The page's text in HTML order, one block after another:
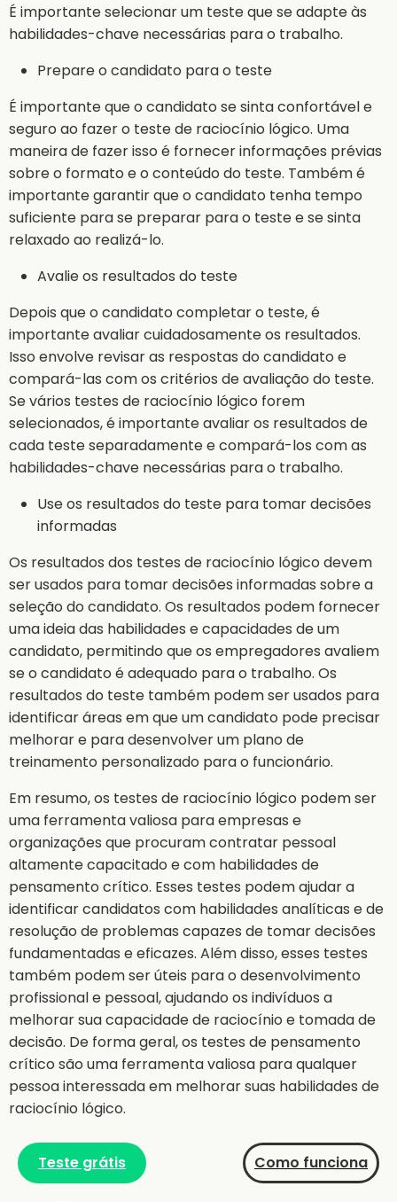
É importante selecionar um teste que se adapte às
habilidades-chave necessárias para o trabalho.
Prepare o candidato para o teste
É importante que o candidato se sinta confortável e
seguro ao fazer o teste de raciocínio lógico. Uma
maneira de fazer isso é fornecer informações prévias
sobre o formato e o conteúdo do teste. Também é
importante garantir que o candidato tenha tempo
suficiente para se preparar para o teste e se sinta
relaxado ao realizá-lo.
Avalie os resultados do teste
Depois que o candidato completar o teste, é
importante avaliar cuidadosamente os resultados.
Isso envolve revisar as respostas do candidato e
compará-las com os critérios de avaliação do teste.
Se vários testes de raciocínio lógico forem
selecionados, é importante avaliar os resultados de
cada teste separadamente e compará-los com as
habilidades-chave necessárias para o trabalho.
Use os resultados do teste para tomar decisões
informadas
Os resultados dos testes de raciocínio lógico devem
ser usados para tomar decisões informadas sobre a
seleção do candidato. Os resultados podem fornecer
uma ideia das habilidades e capacidades de um
candidato, permitindo que os empregadores avaliem
se o candidato é adequado para o trabalho. Os
resultados do teste também podem ser usados para
identificar áreas em que um candidato pode precisar
melhorar e para desenvolver um plano de
treinamento personalizado para o funcionário.
Em resumo, os testes de raciocínio lógico podem ser
uma ferramenta valiosa para empresas e
organizações que procuram contratar pessoal
altamente capacitado e com habilidades de
pensamento crítico. Esses testes podem ajudar a
identificar candidatos com habilidades analíticas e de
resolução de problemas capazes de tomar decisões
fundamentadas e eficazes. Além disso, esses testes
também podem ser úteis para o desenvolvimento
profissional e pessoal, ajudando os indivíduos a
melhorar sua capacidade de raciocínio e tomada de
decisão. De forma geral, os testes de pensamento
crítico são uma ferramenta valiosa para qualquer
pessoa interessada em melhorar suas habilidades de
raciocínio lógico.
Teste grátis Como funciona